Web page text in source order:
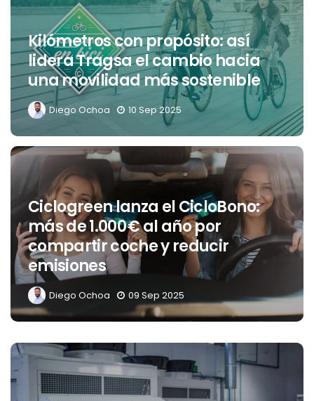
Kilómetros con propósito: así
lidera Tragsa el cambio hacia
una movilidad más sostenible
Diego Ochoa 10 Sep 2025
Ciclogreen lanza el CicloBono:
más de 1.000 € al año por
compartir coche y reducir
emisiones
Diego Ochoa 09 Sep 2025